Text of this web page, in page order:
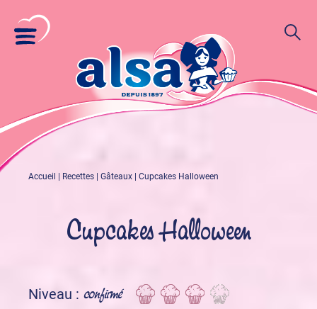
Accueil Recettes Gâteaux Cupcakes Halloween
Cupcakes Halloween
Niveau : confirmé